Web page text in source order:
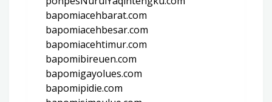
bapomiacehbarat.com
bapomiacehbesar.com
bapomiacehtimur.com
bapomibireuen.com
bapomigayolues.com
bapomipidie.com